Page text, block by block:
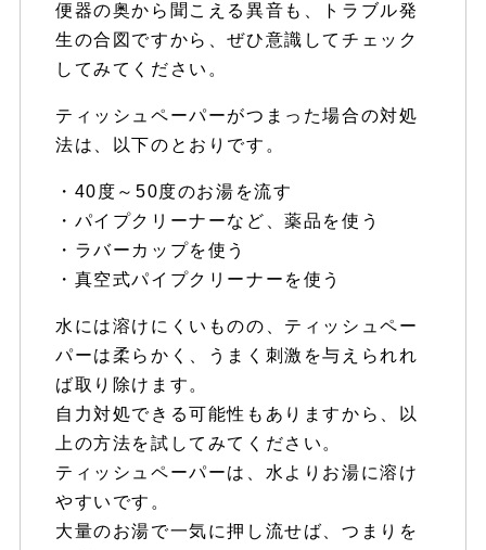
便器の奥から聞こえる異音も、トラブル発
生の合図ですから、ぜひ意識してチェック
してみてください。
ティッシュペーパーがつまった場合の対処
法は、以下のとおりです。
・40度～50度のお湯を流す
・パイプクリーナーなど、薬品を使う
・ラバーカップを使う
・真空式パイプクリーナーを使う
水には溶けにくいものの、ティッシュペー
パーは柔らかく、うまく刺激を与えられれ
ば取り除けます。
自力対処できる可能性もありますから、以
上の方法を試してみてください。
ティッシュペーパーは、水よりお湯に溶け
やすいです。
大量のお湯で一気に押し流せば、つまりを